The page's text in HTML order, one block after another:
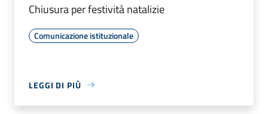
Chiusura per festività natalizie
Comunicazione istituzionale
LEGGI DI PIÙ